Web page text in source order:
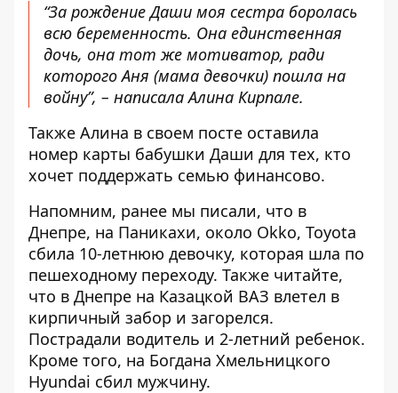
“За рождение Даши моя сестра боролась
всю беременность. Она единственная
дочь, она тот же мотиватор, ради
которого Аня (мама девочки) пошла на
войну”, – написала Алина Кирпале.
Также Алина в своем посте оставила
номер карты бабушки Даши для тех, кто
хочет поддержать семью финансово.
Напомним, ранее мы писали, что в
Днепре, на Паникахи, около Okko, Toyota
сбила 10-летнюю девочку, которая шла по
пешеходному переходу. Также читайте,
что в Днепре на Казацкой ВАЗ влетел в
кирпичный забор и загорелся.
Пострадали водитель и 2-летний ребенок.
Кроме того, на Богдана Хмельницкого
Hyundai сбил мужчину.